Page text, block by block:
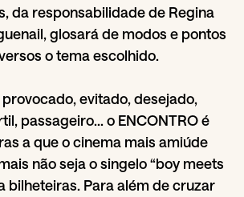
da responsabilidade de Regina
glosará de modos e pontos
o tema escolhido.
evitado, desejado,
passageiro... o ENCONTRO é
a que o cinema mais amiúde
não seja o singelo “boy meets
bilheteiras. Para além de cruzar